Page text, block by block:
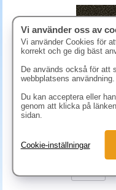
Vi använder oss av
Vi använder Cookies för
korrekt och ge dig bäst
De används också för att
webbplatsens användning.
Du kan acceptera eller
genom att klicka på
sidan.
Cookie-inställningar